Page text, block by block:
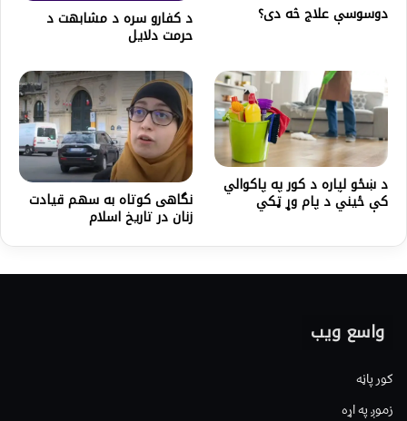
دوسوسې علاج څه دی؟ د کفارو سره د مشابهت د
حرمت دلایل
د ښځو لپاره د کور په پاکوالي
کې ځيني د پام وړ ټکي نگاهی کوتاه به سهم قیادت
زنان در تاریخ اسلام
واسع ویب
کور پاڼه
زموږ په اړه